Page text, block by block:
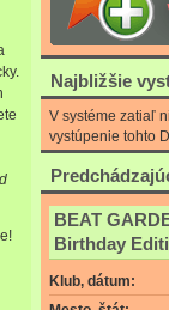
Najbližšie
V systéme zatiaľ
vystúpenie tohto
BEAT
Birthday
Klub, dátum: